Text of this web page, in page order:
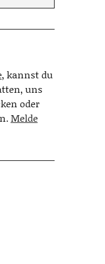
, kannst du
uns
oder
Melde